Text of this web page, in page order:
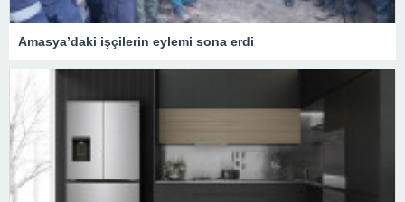
Amasya’daki işçilerin eylemi sona erdi